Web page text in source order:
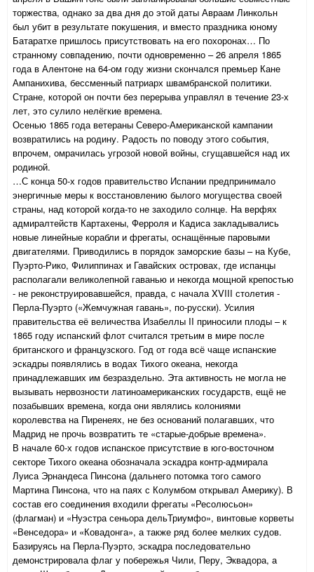
торжества, однако за два дня до этой даты Авраам Линкольн
был убит в результате покушения, и вместо праздника юному
Батаратхе пришлось присутствовать на его похоронах… По
странному совпадению, почти одновременно – 26 апреля 1865
года в Алентоне на 64-ом году жизни скончался премьер Кане
Ампанихива, бессменный патриарх швамбранской политики.
Стране, которой он почти без перерыва управлял в течение 23-х
лет, это сулило нелёгкие времена.
Осенью 1865 года ветераны Северо-Американской кампании
возвратились на родину. Радость по поводу этого события,
впрочем, омрачилась угрозой новой войны, сгущавшейся над их
родиной.
…С конца 50-х годов правительство Испании предпринимало
энергичные меры к восстановлению былого могущества своей
страны, над которой когда-то не заходило солнце. На верфях
адмиралтейств Картахены, Ферроля и Кадиса закладывались
новые линейные корабли и фрегаты, оснащённые паровыми
двигателями. Приводились в порядок заморские базы – на Кубе,
Пуэрто-Рико, Филиппинах и Гавайских островах, где испанцы
располагали великолепной гаванью и некогда мощной крепостью
- не реконструировавшейся, правда, с начала XVIII столетия -
Перла-Пуэрто («Жемчужная гавань», по-русски). Усилия
правительства её величества Изабеллы II приносили плоды – к
1865 году испанский флот считался третьим в мире после
британского и французского. Год от года всё чаще испанские
эскадры появлялись в водах Тихого океана, некогда
принадлежавших им безраздельно. Эта активность не могла не
вызывать нервозности латиноамериканских государств, ещё не
позабывших времена, когда они являлись колониями
королевства на Пиренеях, не без оснований полагавших, что
Мадрид не прочь возвратить те «старые-добрые времена».
В начале 60-х годов испанское присутствие в юго-восточном
секторе Тихого океана обозначала эскадра контр-адмирала
Луиса Эрнандеса Пинсона (дальнего потомка того самого
Мартина Пинсона, что на паях с Колумбом открывал Америку). В
состав его соединения входили фрегаты «Ресолюсьон»
(флагман) и «Нуэстра сеньора дельТриумфо», винтовые корветы
«Венседора» и «Ковадонга», а также ряд более мелких судов.
Базируясь на Перла-Пуэрто, эскадра последовательно
демонстрировала флаг у побережья Чили, Перу, Эквадора, а